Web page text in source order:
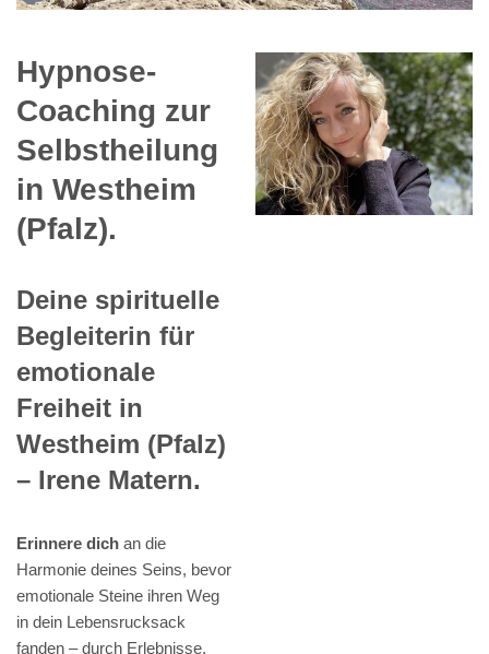
Hypnose-
Coaching zur
Selbstheilung
in Westheim
(Pfalz).
Deine spirituelle
Begleiterin für
emotionale
Freiheit in
Westheim (Pfalz)
– Irene Matern.
Erinnere dich an die
Harmonie deines Seins, bevor
emotionale Steine ihren Weg
in dein Lebensrucksack
fanden – durch Erlebnisse.